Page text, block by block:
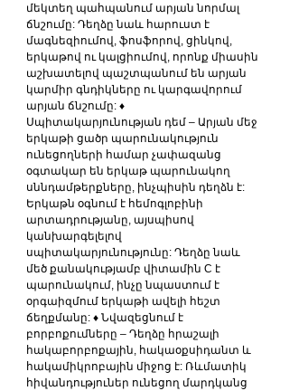
մեկտեղ պահպանում արյան նորմալ
ճնշումը: Դեղձը նաև հարուստ է
մագնեզիումով, ֆոսֆորով, ցինկով,
երկաթով ու կալցիումով, որոնք միասին
աշխատելով պաշտպանում են արյան
կարմիր գնդիկները ու կարգավորում
արյան ճնշումը: ♦
Սպիտակարյունության դեմ – Արյան մեջ
երկաթի ցածր պարունակություն
ունեցողների համար չափազանց
օգտակար են երկաթ պարունակող
սննդամթերքները, ինչպիսին դեղձն է:
Երկաթն օգնում է հեմոգլոբինի
արտադրությանը, այսպիսով
կանխարգելելով
սպիտակարյունությունը: Դեղձը նաև
մեծ քանակությամբ վիտամին C է
պարունակում, ինչը նպաստում է
օրգաիզմում երկաթի ավելի հեշտ
ճեղքմանը: ♦ Նվազեցնում է
բորբոքումները – Դեղձը հրաշալի
հակաբորբոքային, հակաօքսիդանտ և
հակամիկրոբային միջոց է: Ռևմատիկ
հիվանդություներ ունեցող մարդկանց